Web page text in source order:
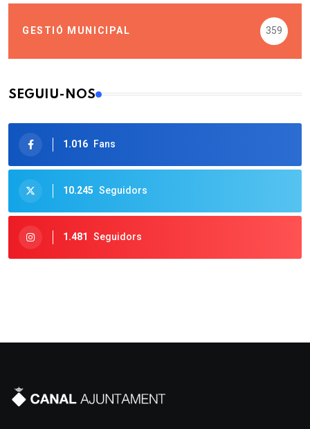
GESTIÓ MUNICIPAL 359
SEGUIU-NOS
1.016 Fans
10.245 Seguidors
1.481 Seguidors